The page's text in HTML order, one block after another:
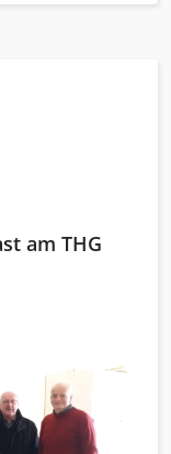
am THG